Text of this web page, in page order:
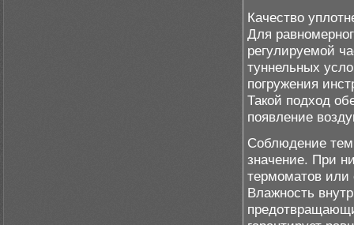
Качество
Для
регулируемой
туннельных
погружения
Такой подход
появление
Соблюдение
значение. При
термоматов или
Влажность